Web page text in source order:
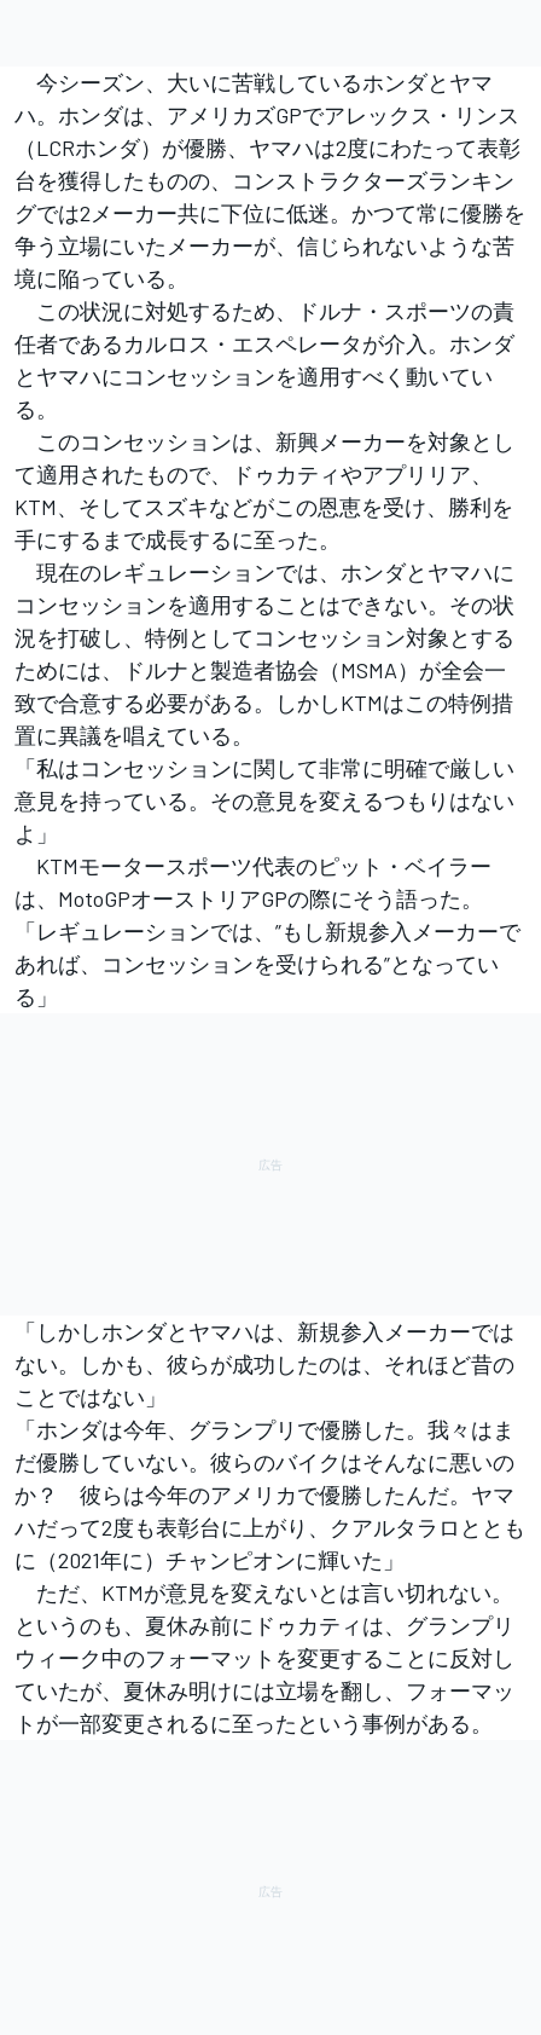
今シーズン、大いに苦戦しているホンダとヤマ
ハ。ホンダは、アメリカズGPでアレックス・リンス
（LCRホンダ）が優勝、ヤマハは2度にわたって表彰
台を獲得したものの、コンストラクターズランキン
グでは2メーカー共に下位に低迷。かつて常に優勝を
争う立場にいたメーカーが、信じられないような苦
境に陥っている。
この状況に対処するため、ドルナ・スポーツの責
任者であるカルロス・エスペレータが介入。ホンダ
とヤマハにコンセッションを適用すべく動いてい
る。
このコンセッションは、新興メーカーを対象とし
て適用されたもので、ドゥカティやアプリリア、
KTM、そしてスズキなどがこの恩恵を受け、勝利を
手にするまで成長するに至った。
現在のレギュレーションでは、ホンダとヤマハに
コンセッションを適用することはできない。その状
況を打破し、特例としてコンセッション対象とする
ためには、ドルナと製造者協会（MSMA）が全会一
致で合意する必要がある。しかしKTMはこの特例措
置に異議を唱えている。
「私はコンセッションに関して非常に明確で厳しい
意見を持っている。その意見を変えるつもりはない
よ」
KTMモータースポーツ代表のピット・ベイラー
は、MotoGPオーストリアGPの際にそう語った。
「レギュレーションでは、”もし新規参入メーカーで
あれば、コンセッションを受けられる”となってい
る」
「しかしホンダとヤマハは、新規参入メーカーでは
ない。しかも、彼らが成功したのは、それほど昔の
ことではない」
「ホンダは今年、グランプリで優勝した。我々はま
だ優勝していない。彼らのバイクはそんなに悪いの
か？ 彼らは今年のアメリカで優勝したんだ。ヤマ
ハだって2度も表彰台に上がり、クアルタラロととも
に（2021年に）チャンピオンに輝いた」
ただ、KTMが意見を変えないとは言い切れない。
というのも、夏休み前にドゥカティは、グランプリ
ウィーク中のフォーマットを変更することに反対し
ていたが、夏休み明けには立場を翻し、フォーマッ
トが一部変更されるに至ったという事例がある。